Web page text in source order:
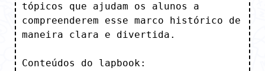
tópicos que ajudam os alunos a
compreenderem esse marco histórico de
maneira clara e divertida.
Conteúdos do lapbook: